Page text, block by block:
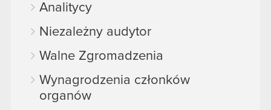
Analitycy
Niezależny audytor
Walne Zgromadzenia
Wynagrodzenia członków
organów